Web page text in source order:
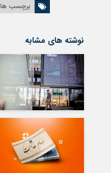
برچسب ها
نوشته های مشابه